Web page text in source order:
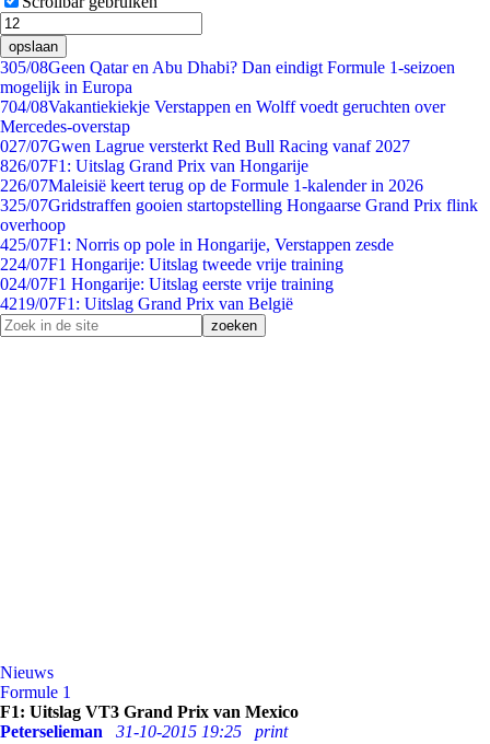
opslaan
305/08Geen Qatar en Abu Dhabi? Dan eindigt Formule 1-seizoen
mogelijk in Europa
704/08Vakantiekiekje Verstappen en Wolff voedt geruchten over
Mercedes-overstap
027/07Gwen Lagrue versterkt Red Bull Racing vanaf 2027
826/07F1: Uitslag Grand Prix van Hongarije
226/07Maleisië keert terug op de Formule 1-kalender in 2026
325/07Gridstraffen gooien startopstelling Hongaarse Grand Prix flink
overhoop
425/07F1: Norris op pole in Hongarije, Verstappen zesde
224/07F1 Hongarije: Uitslag tweede vrije training
024/07F1 Hongarije: Uitslag eerste vrije training
4219/07F1: Uitslag Grand Prix van België
Nieuws
Formule 1
F1: Uitslag VT3 Grand Prix van Mexico
Peterselieman
31-10-2015 19:25
print